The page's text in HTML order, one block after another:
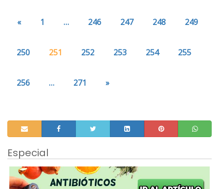
« 1 … 246 247 248 249
250 251 252 253 254 255
256 … 271 »
Especial